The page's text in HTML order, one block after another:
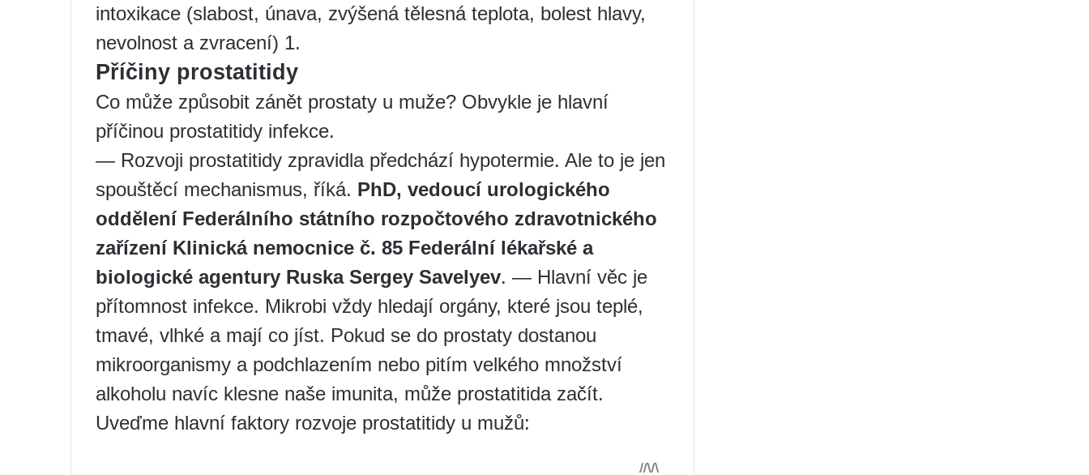
intoxikace (slabost, únava, zvýšená tělesná teplota, bolest hlavy,
nevolnost a zvracení) 1.
Příčiny prostatitidy
Co může způsobit zánět prostaty u muže? Obvykle je hlavní
příčinou prostatitidy infekce.
— Rozvoji prostatitidy zpravidla předchází hypotermie. Ale to je jen
spouštěcí mechanismus, říká. PhD, vedoucí urologického
oddělení Federálního státního rozpočtového zdravotnického
zařízení Klinická nemocnice č. 85 Federální lékařské a
biologické agentury Ruska Sergey Savelyev. — Hlavní věc je
přítomnost infekce. Mikrobi vždy hledají orgány, které jsou teplé,
tmavé, vlhké a mají co jíst. Pokud se do prostaty dostanou
mikroorganismy a podchlazením nebo pitím velkého množství
alkoholu navíc klesne naše imunita, může prostatitida začít.
Uveďme hlavní faktory rozvoje prostatitidy u mužů: